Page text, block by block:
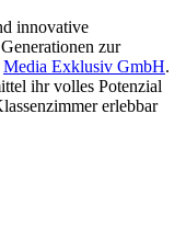
innovative
zur
Media Exklusiv GmbH.
ihr volles Potenzial
erlebbar